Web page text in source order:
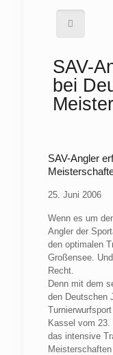
SAV-
bei
SAV-Angler
25. Juni 2006
Wenn es um
Angler der
den optimalen
Großensee.
Recht.
Denn mit dem
den Deutschen
Kassel vom
das intensive